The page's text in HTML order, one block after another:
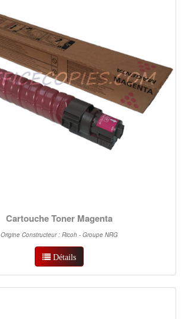
Cartouche Toner Magenta
Origine Constructeur : Ricoh - Groupe NRG
Détails